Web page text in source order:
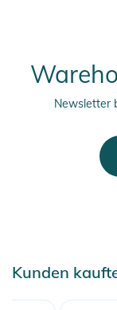
Newsletter
Kunden